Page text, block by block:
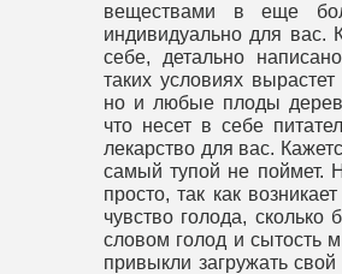
веществами в еще
индивидуально для вас.
себе, детально
таких условиях
но и любые плоды
что несет в себе
лекарство для вас.
самый тупой не поймет.
просто, так как
чувство голода,
словом голод и сытость
привыкли загружать